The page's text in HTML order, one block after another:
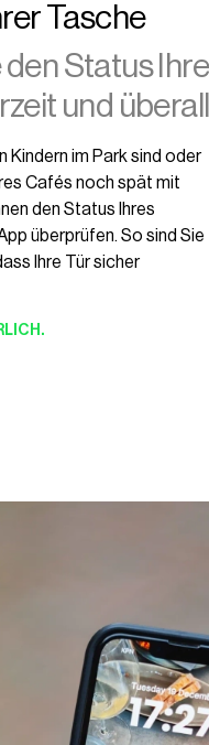
Tasche
Status
und überall
Kindern im Park sind oder
Cafés noch spät mit
den Status Ihres
überprüfen. So sind Sie
Ihre Tür sicher